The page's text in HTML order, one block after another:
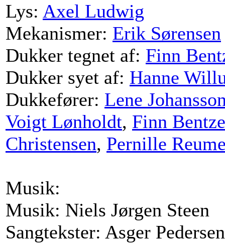
Lys: Axel Ludwig
Mekanismer: Erik Sørensen
Dukker tegnet af: Finn
Dukker syet af: Hanne
Dukkefører: Lene
Voigt Lønholdt, Finn
Christensen, Pernille
Musik:
Musik: Niels Jørgen Steen
Sangtekster: Asger Pedersen